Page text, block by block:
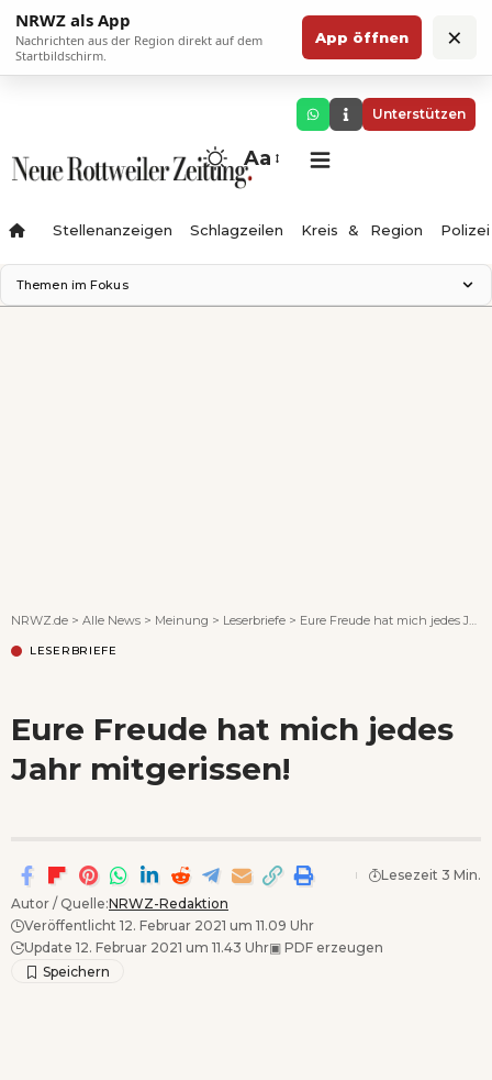
NRWZ als App
Nachrichten aus der Region direkt auf dem
Startbildschirm.
App öffnen ×
Unterstützen
Aa
Stellenanzeigen Schlagzeilen Kreis & Region Polizei
Themen im Fokus
NRWZ.de > Alle News > Meinung > Leserbriefe > Eure Freude hat mich jedes Jahr mitgerissen!
LESERBRIEFE
Eure Freude hat mich jedes
Jahr mitgerissen!
Autor / Quelle:NRWZ-Redaktion
Veröffentlicht 12. Februar 2021 um 11.09 Uhr
Update 12. Februar 2021 um 11.43 Uhr▣ PDF erzeugen
Lesezeit 3 Min.